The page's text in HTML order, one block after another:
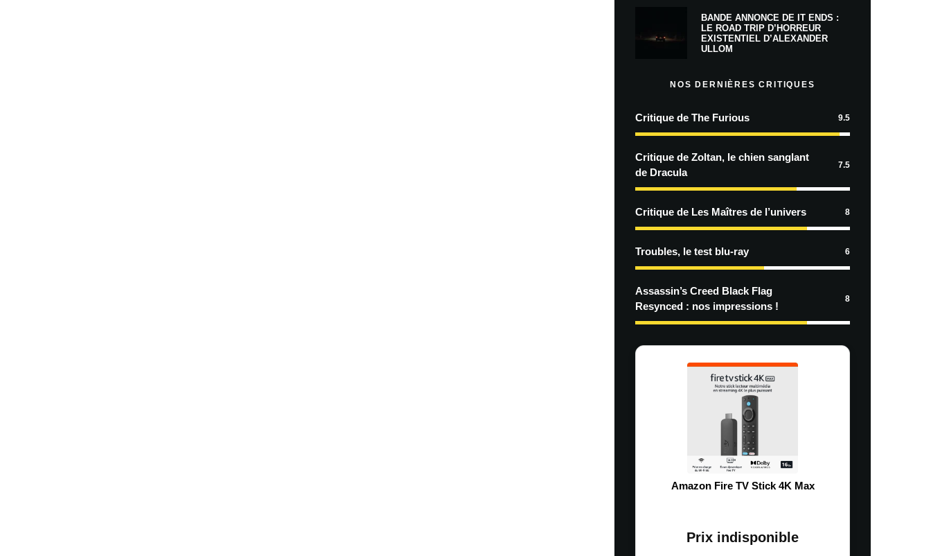
BANDE ANNONCE DE IT ENDS :
LE ROAD TRIP D’HORREUR
EXISTENTIEL D’ALEXANDER
ULLOM
NOS DERNIÈRES CRITIQUES
Critique de The Furious 9.5
Critique de Zoltan, le chien sanglant
de Dracula
7.5
Critique de Les Maîtres de l’univers 8
Troubles, le test blu-ray 6
Assassin’s Creed Black Flag
Resynced : nos impressions !
8
Amazon Fire TV Stick 4K Max
Prix indisponible